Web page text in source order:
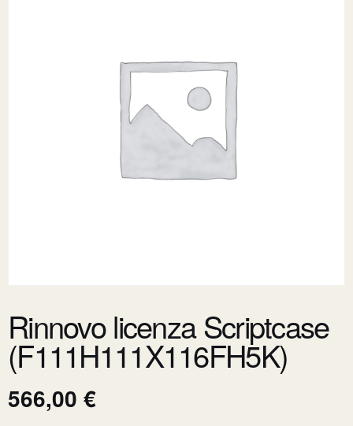
Rinnovo licenza Scriptcase
(F111H111X116FH5K)
566,00 €